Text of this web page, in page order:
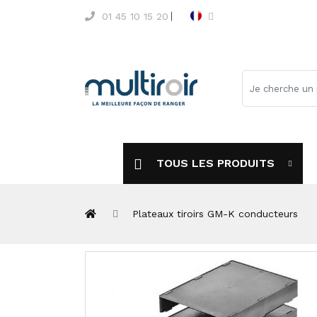
01 45 10 15 20
TOUS LES PRODUITS
Plateaux tiroirs GM-K conducteurs